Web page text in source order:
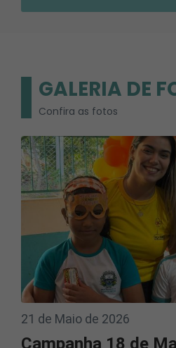
GALERIA DE
Confira as fotos
21 de Maio de 2026
Campanha 18 de